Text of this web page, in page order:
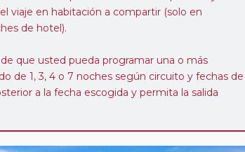
viaje en habitación a compartir (solo en
de hotel).
que usted pueda programar una o más
de 1, 3, 4 o 7 noches según circuito y fechas de
a la fecha escogida y permita la salida
se abonará este suplemento.